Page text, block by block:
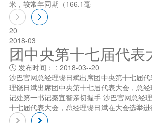
米，较常年同期（166.1毫
20
2018-03
团中央第十七届代表
发布时间： : 2018-03--20
沙巴官网总经理饶日斌出席团中央第十七届
理饶日斌出席团中央第十七届代表大会，总
记处笫一书记秦宜智亲切握手 沙巴官网总经
十七届代表大会，总经理饶日斌在大会选举